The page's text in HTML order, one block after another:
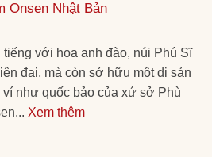
Onsen Nhật Bản
tiếng với hoa anh đào, núi Phú Sĩ
đại, mà còn sở hữu một di sản
như quốc bảo của xứ sở Phù
Xem thêm